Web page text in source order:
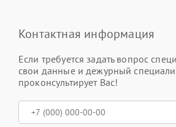
Контактная информация
Если требуется задать вопрос
свои данные и дежурный
проконсультирует Вас!